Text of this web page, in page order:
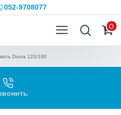
052-9708077
0
Dvora 120/190